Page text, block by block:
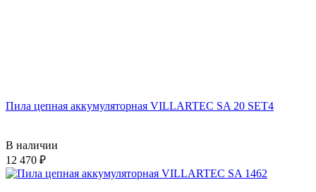
Пила цепная аккумуляторная VILLARTEC SA 20 SET4
В наличии
12 470